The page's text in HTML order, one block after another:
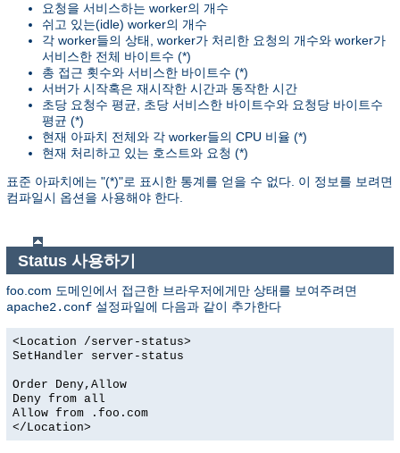
요청을 서비스하는 worker의 개수
쉬고 있는(idle) worker의 개수
각 worker들의 상태, worker가 처리한 요청의 개수와 worker가
서비스한 전체 바이트수 (*)
총 접근 횟수와 서비스한 바이트수 (*)
서버가 시작혹은 재시작한 시간과 동작한 시간
초당 요청수 평균, 초당 서비스한 바이트수와 요청당 바이트수
평균 (*)
현재 아파치 전체와 각 worker들의 CPU 비율 (*)
현재 처리하고 있는 호스트와 요청 (*)
표준 아파치에는 "(*)"로 표시한 통계를 얻을 수 없다. 이 정보를 보려면
컴파일시 옵션을 사용해야 한다.
Status 사용하기
foo.com 도메인에서 접근한 브라우저에게만 상태를 보여주려면
apache2.conf 설정파일에 다음과 같이 추가한다
<Location /server-status>
SetHandler server-status
Order Deny,Allow
Deny from all
Allow from .foo.com
</Location>